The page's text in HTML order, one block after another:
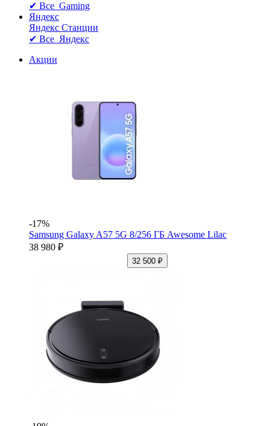
✔ Все Gaming
Яндекс
Яндекс Станции
✔ Все Яндекс
Акции
-17%
Samsung Galaxy A57 5G 8/256 ГБ Awesome Lilac
38 980 ₽
32 500 ₽